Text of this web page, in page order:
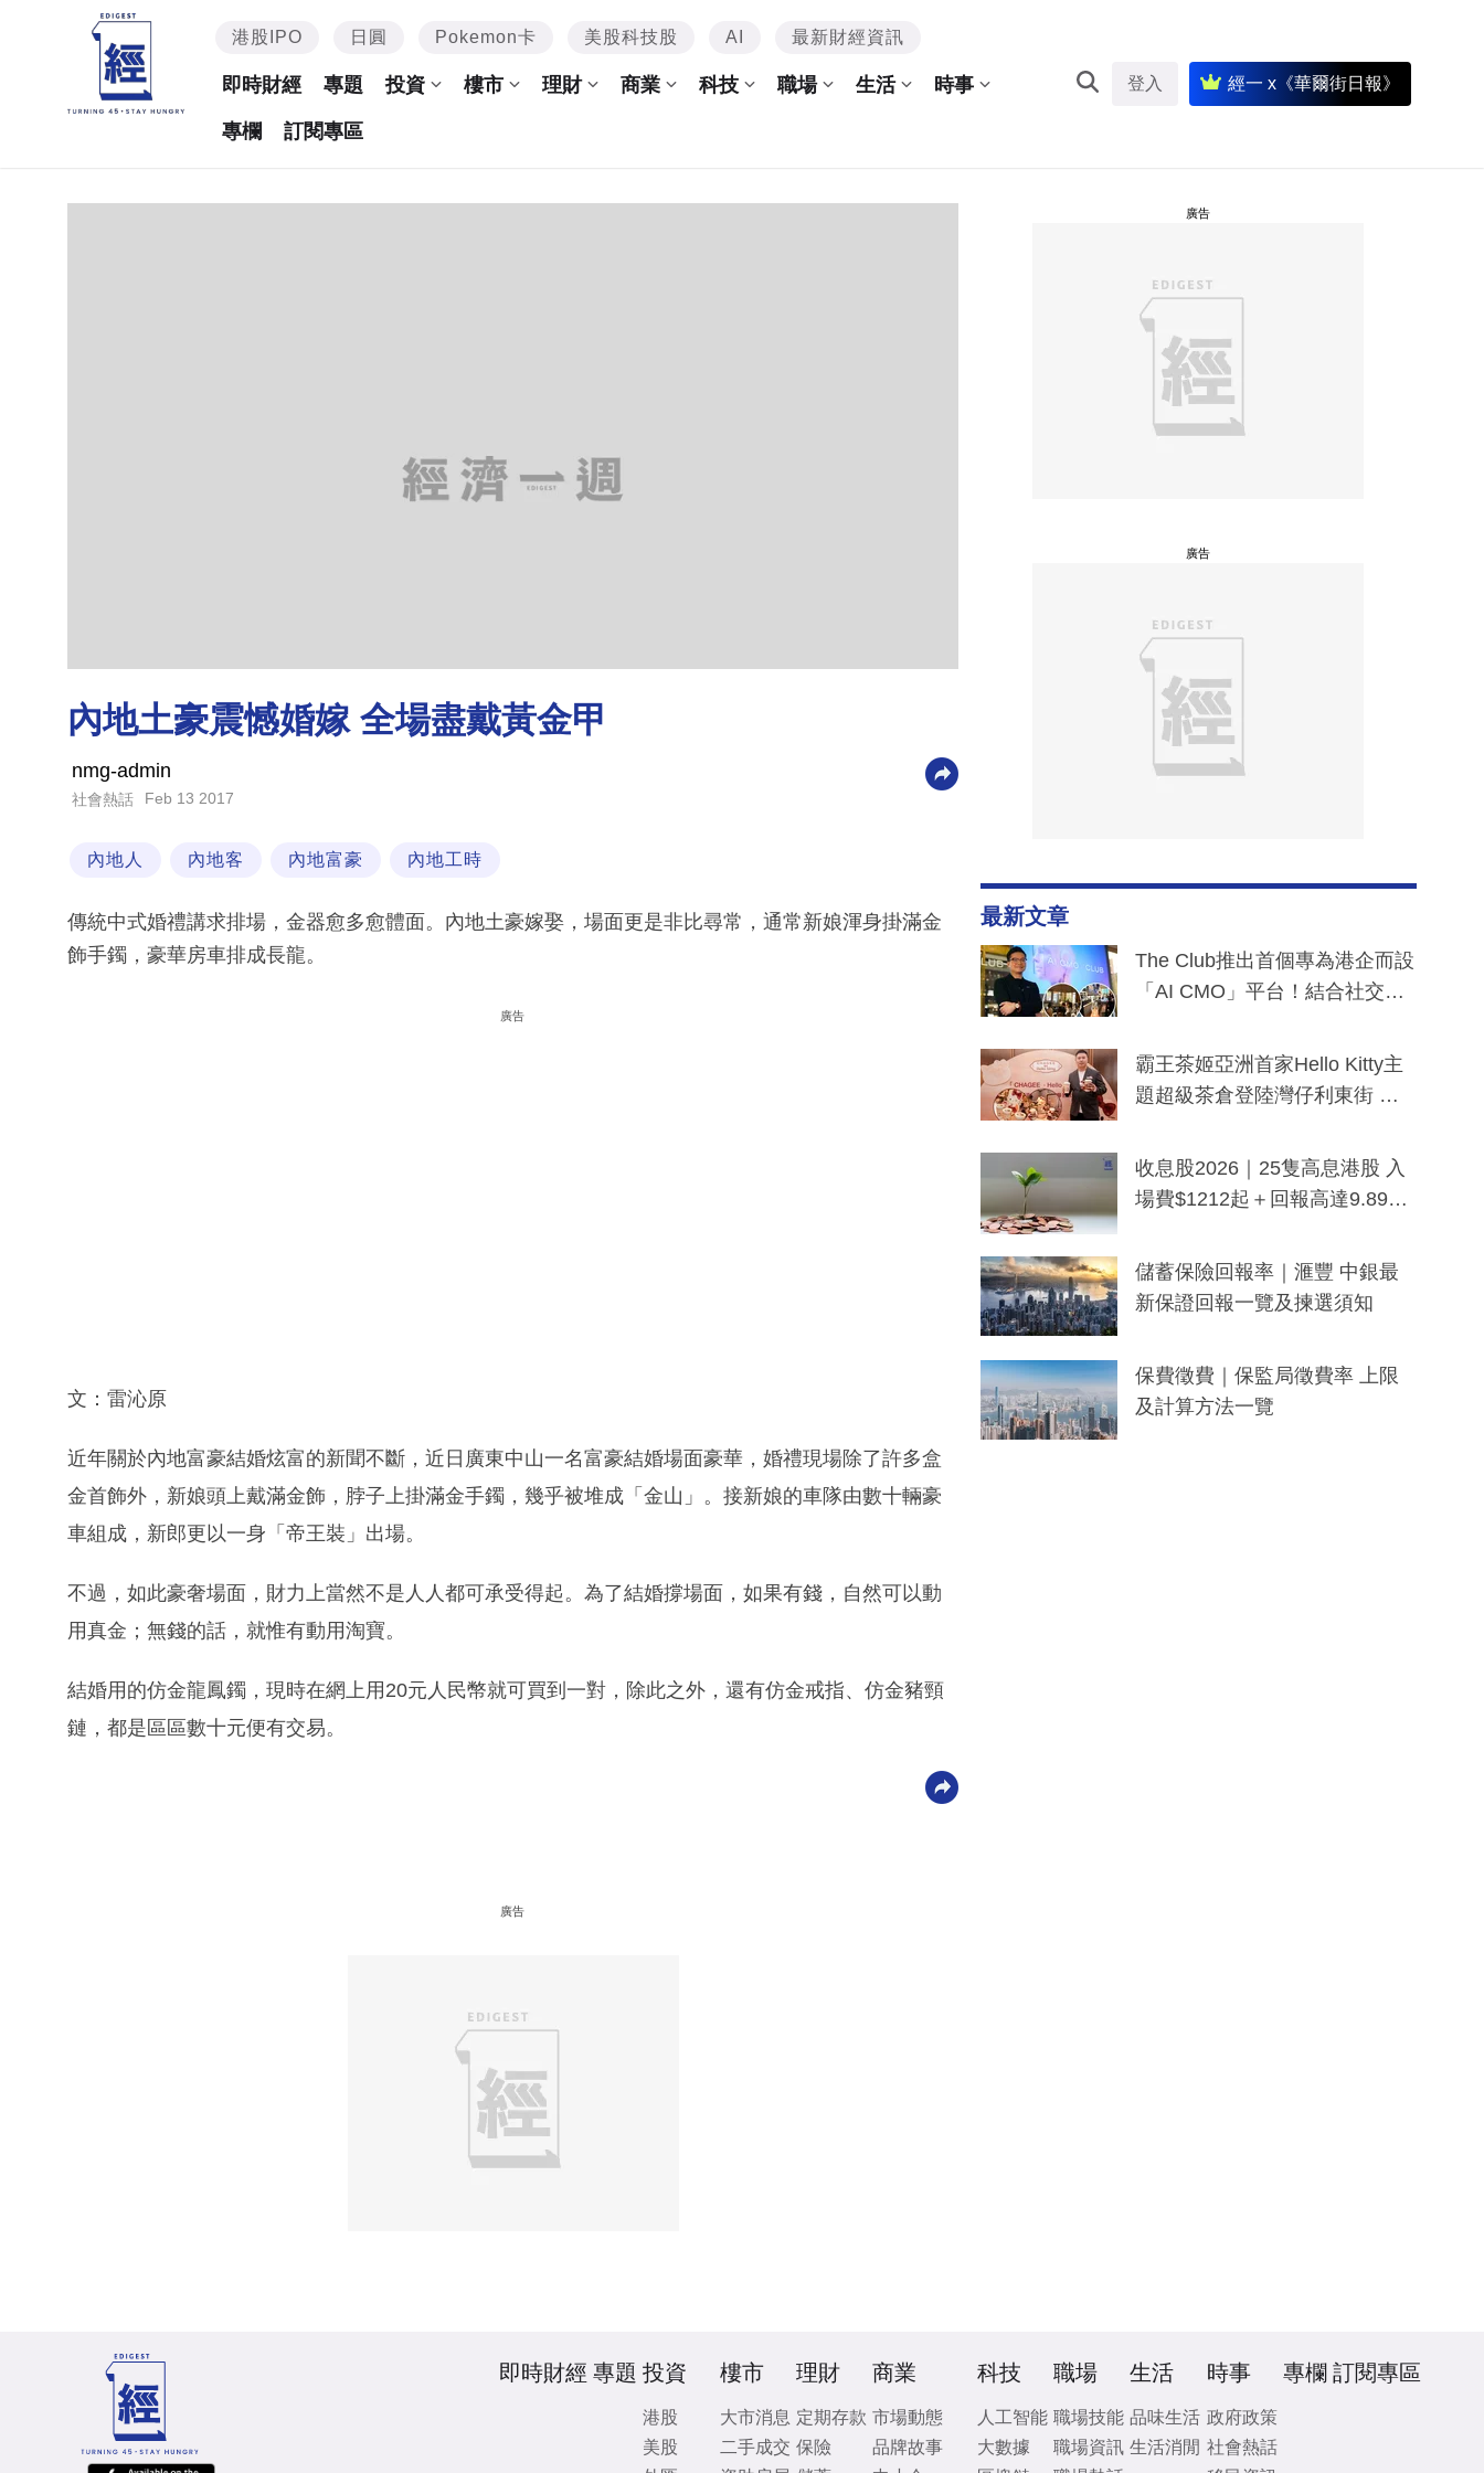
港股IPO 日圓 Pokemon卡 美股科技股 AI 最新財經資訊
即時財經 專題 投資 樓市 理財 商業 科技 職場 生活 時事
專欄 訂閱專區
登入 經一 x《華爾街日報》
內地土豪震憾婚嫁 全場盡戴黃金甲
nmg-admin
社會熱話 Feb 13 2017
內地人 內地客 內地富豪 內地工時
傳統中式婚禮講求排場，金器愈多愈體面。內地土豪嫁娶，場面更是非比尋常，通常新娘渾身掛滿金
飾手鐲，豪華房車排成長龍。
廣告
文：雷沁原
近年關於內地富豪結婚炫富的新聞不斷，近日廣東中山一名富豪結婚場面豪華，婚禮現場除了許多盒
金首飾外，新娘頭上戴滿金飾，脖子上掛滿金手鐲，幾乎被堆成「金山」。接新娘的車隊由數十輛豪
車組成，新郎更以一身「帝王裝」出場。
不過，如此豪奢場面，財力上當然不是人人都可承受得起。為了結婚撐場面，如果有錢，自然可以動
用真金；無錢的話，就惟有動用淘寶。
結婚用的仿金龍鳳鐲，現時在網上用20元人民幣就可買到一對，除此之外，還有仿金戒指、仿金豬頸
鏈，都是區區數十元便有交易。
廣告
廣告
廣告
最新文章
The Club推出首個專為港企而設
「AI CMO」平台！結合社交聆
分鐘生成「貼地」宣傳短片
霸王茶姬亞洲首家Hello Kitty主
題超級茶倉登陸灣仔利東街 推
y及香港限定特調系列
收息股2026｜25隻高息港股 入
場費$1212起＋回報高達9.89
儲蓄保險回報率｜滙豐 中銀最
新保證回報一覽及揀選須知
保費徵費｜保監局徵費率 上限
及計算方法一覽
即時財經 專題 投資
港股
美股
樓市
大市消息
二手成交
理財
定期存款
保險
商業
市場動態
品牌故事
科技
人工智能
大數據
職場
職場技能
職場資訊
生活
品味生活
生活消閒
時事
政府政策
社會熱話
專欄 訂閱專區